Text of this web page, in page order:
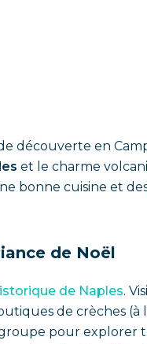
découverte en
et le charme
cuisine et
de Noël
de Naples.
de crèches
pour explorer